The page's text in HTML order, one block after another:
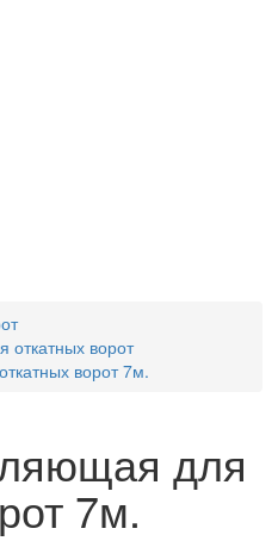
ворот
ворот 7м.
для
7м.